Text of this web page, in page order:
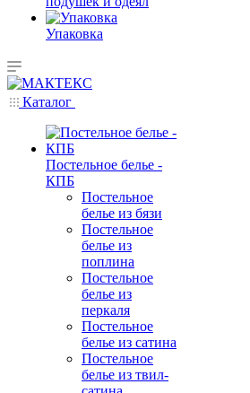
Упаковка
Каталог
Постельное белье -
КПБ
Постельное
белье из бязи
Постельное
белье из
поплина
Постельное
белье из
перкаля
Постельное
белье из сатина
Постельное
белье из твил-